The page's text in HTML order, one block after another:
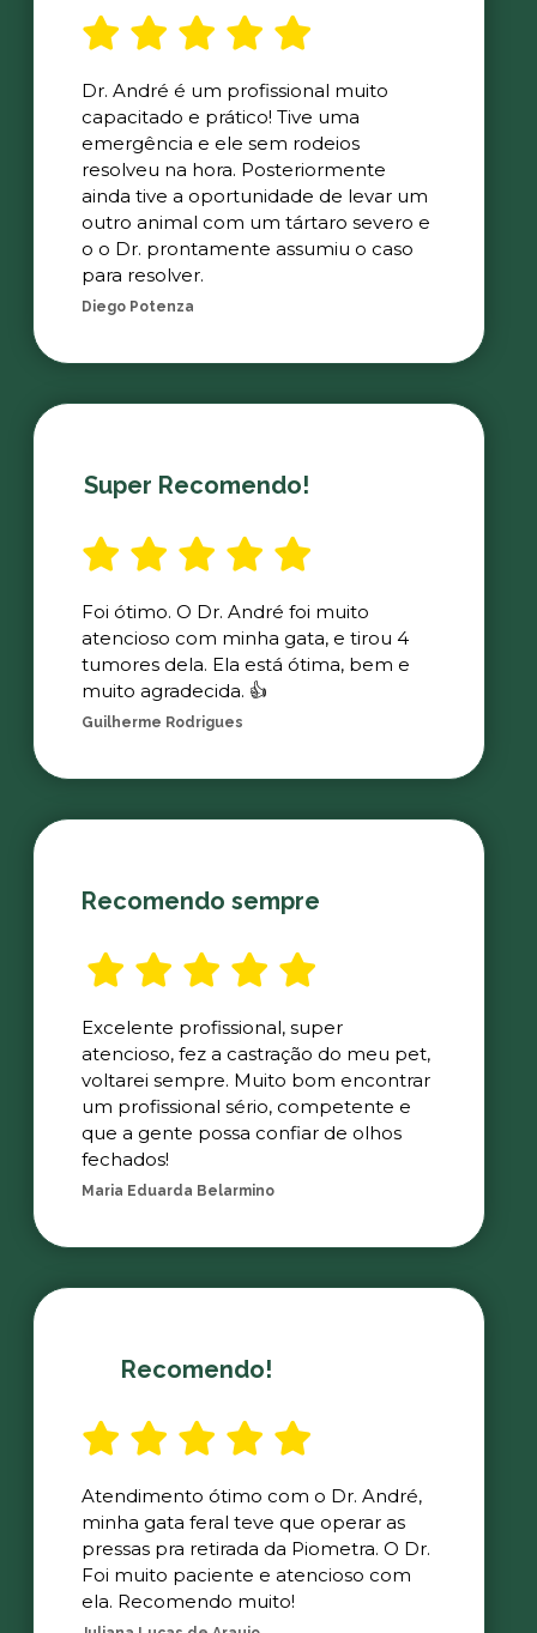
Dr. André é um profissional muito
capacitado e prático! Tive uma
emergência e ele sem rodeios
resolveu na hora. Posteriormente
ainda tive a oportunidade de levar um
outro animal com um tártaro severo e
o o Dr. prontamente assumiu o caso
para resolver.
Diego Potenza
Super Recomendo!
Foi ótimo. O Dr. André foi muito
atencioso com minha gata, e tirou 4
tumores dela. Ela está ótima, bem e
muito agradecida. 👍
Guilherme Rodrigues
Recomendo sempre
Excelente profissional, super
atencioso, fez a castração do meu pet,
voltarei sempre. Muito bom encontrar
um profissional sério, competente e
que a gente possa confiar de olhos
fechados!
Maria Eduarda Belarmino
Recomendo!
Atendimento ótimo com o Dr. André,
minha gata feral teve que operar as
pressas pra retirada da Piometra. O Dr.
Foi muito paciente e atencioso com
ela. Recomendo muito!